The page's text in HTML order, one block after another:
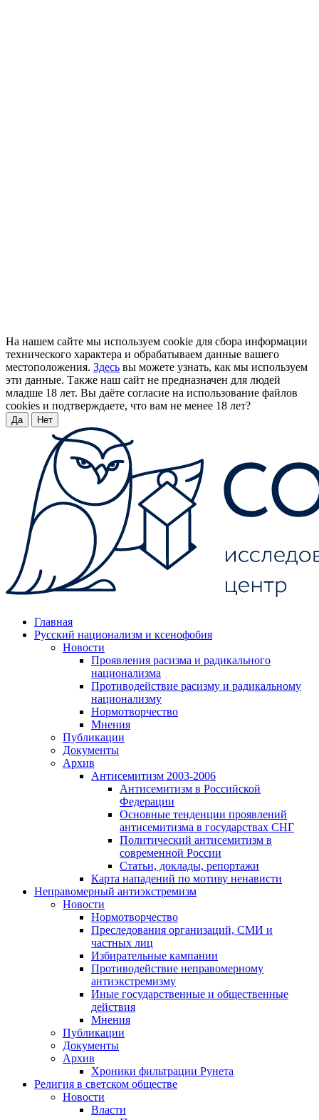
На нашем сайте мы используем cookie для сбора информации
технического характера и обрабатываем данные вашего
местоположения. Здесь вы можете узнать, как мы используем
эти данные. Также наш сайт не предназначен для людей
младше 18 лет. Вы даёте согласие на использование файлов
cookies и подтверждаете, что вам не менее 18 лет?
Да Нет
Главная
Русский национализм и ксенофобия
Новости
Проявления расизма и радикального
национализма
Противодействие расизму и радикальному
национализму
Нормотворчество
Мнения
Публикации
Документы
Архив
Антисемитизм 2003-2006
Антисемитизм в Российской
Федерации
Основные тенденции проявлений
антисемитизма в государствах СНГ
Политический антисемитизм в
современной России
Статьи, доклады, репортажи
Карта нападений по мотиву ненависти
Неправомерный антиэкстремизм
Новости
Нормотворчество
Преследования организаций, СМИ и
частных лиц
Избирательные кампании
Противодействие неправомерному
антиэкстремизму
Иные государственные и общественные
действия
Мнения
Публикации
Документы
Архив
Хроники фильтрации Рунета
Религия в светском обществе
Новости
Власти